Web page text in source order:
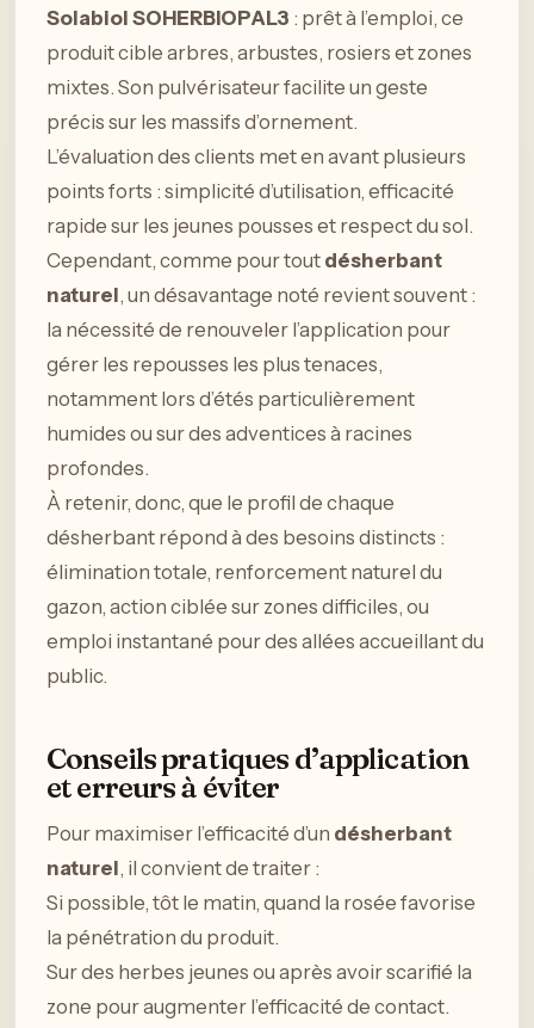
Solabiol SOHERBIOPAL3 : prêt à l’emploi, ce
produit cible arbres, arbustes, rosiers et zones
mixtes. Son pulvérisateur facilite un geste
précis sur les massifs d’ornement.
L’évaluation des clients met en avant plusieurs
points forts : simplicité d’utilisation, efficacité
rapide sur les jeunes pousses et respect du sol.
Cependant, comme pour tout désherbant
naturel, un désavantage noté revient souvent :
la nécessité de renouveler l’application pour
gérer les repousses les plus tenaces,
notamment lors d’étés particulièrement
humides ou sur des adventices à racines
profondes.
À retenir, donc, que le profil de chaque
désherbant répond à des besoins distincts :
élimination totale, renforcement naturel du
gazon, action ciblée sur zones difficiles, ou
emploi instantané pour des allées accueillant du
public.
Conseils pratiques d’application
et erreurs à éviter
Pour maximiser l’efficacité d’un désherbant
naturel, il convient de traiter :
Si possible, tôt le matin, quand la rosée favorise
la pénétration du produit.
Sur des herbes jeunes ou après avoir scarifié la
zone pour augmenter l’efficacité de contact.